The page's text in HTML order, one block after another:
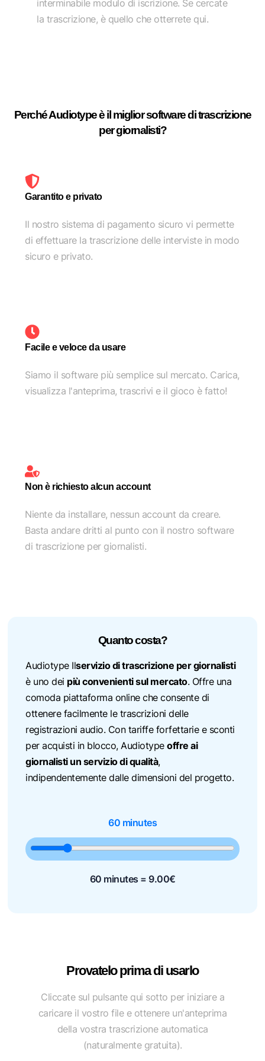
interminabile modulo di iscrizione. Se cercate
la trascrizione, è quello che otterrete qui.
Perché Audiotype è il miglior software di trascrizione
per giornalisti?
Garantito e privato
Il nostro sistema di pagamento sicuro vi permette
di effettuare la trascrizione delle interviste in modo
sicuro e privato.
Facile e veloce da usare
Siamo il software più semplice sul mercato. Carica,
visualizza l'anteprima, trascrivi e il gioco è fatto!
Non è richiesto alcun account
Niente da installare, nessun account da creare.
Basta andare dritti al punto con il nostro software
di trascrizione per giornalisti.
Quanto costa?
Audiotype Ilservizio di trascrizione per giornalisti
è uno dei più convenienti sul mercato. Offre una
comoda piattaforma online che consente di
ottenere facilmente le trascrizioni delle
registrazioni audio. Con tariffe forfettarie e sconti
per acquisti in blocco, Audiotypeoffre ai
giornalisti un servizio di qualità,
indipendentemente dalle dimensioni del progetto.
60 minutes
60 minutes = 9.00€
Provatelo prima di usarlo
Cliccate sul pulsante qui sotto per iniziare a
caricare il vostro file e ottenere un'anteprima
della vostra trascrizione automatica
(naturalmente gratuita).